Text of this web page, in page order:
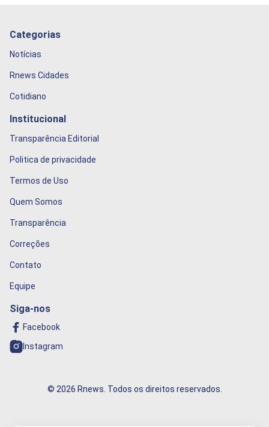
Categorias
Notícias
Rnews Cidades
Cotidiano
Institucional
Transparência Editorial
Politica de privacidade
Termos de Uso
Quem Somos
Transparência
Correções
Contato
Equipe
Siga-nos
Facebook
Instagram
© 2026 Rnews. Todos os direitos reservados.